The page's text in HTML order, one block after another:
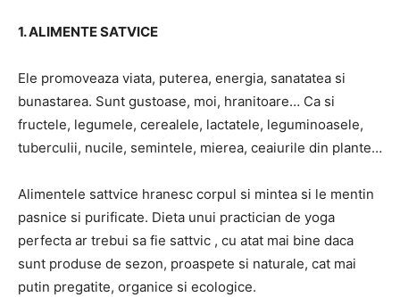
1. ALIMENTE SATVICE
Ele promoveaza viata, puterea, energia, sanatatea si
bunastarea. Sunt gustoase, moi, hranitoare… Ca si
fructele, legumele, cerealele, lactatele, leguminoasele,
tuberculii, nucile, semintele, mierea, ceaiurile din plante…
Alimentele sattvice hranesc corpul si mintea si le mentin
pasnice si purificate. Dieta unui practician de yoga
perfecta ar trebui sa fie sattvic , cu atat mai bine daca
sunt produse de sezon, proaspete si naturale, cat mai
putin pregatite, organice si ecologice.